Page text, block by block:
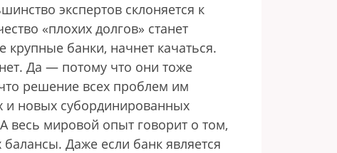
экспертов склоняется к
«плохих долгов» станет
банки, начнет качаться.
Да — потому что они тоже
решение всех проблем им
и новых субординированных
весь мировой опыт говорит о том,
Даже если банк является